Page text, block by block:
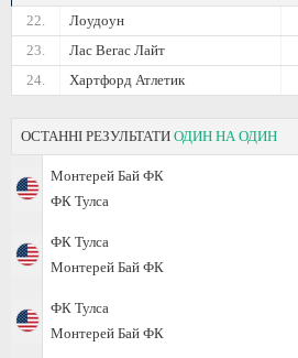
22.
Лоудоун
23.
Лас Вегас Лайт
24.
Хартфорд Атлетик
ОСТАННІ РЕЗУЛЬТАТИ ОДИН НА ОДИН
Монтерей Бай ФК
ФК Тулса
ФК Тулса
Монтерей Бай ФК
ФК Тулса
Монтерей Бай ФК